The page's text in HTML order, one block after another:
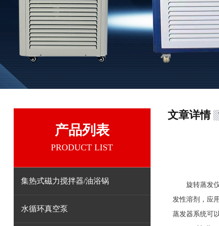
文章详情
旋转蒸发
发性溶剂，应
蒸发器系统可
产品列表
PRODUCT LIST
集热式磁力搅拌器/油浴锅
水循环真空泵